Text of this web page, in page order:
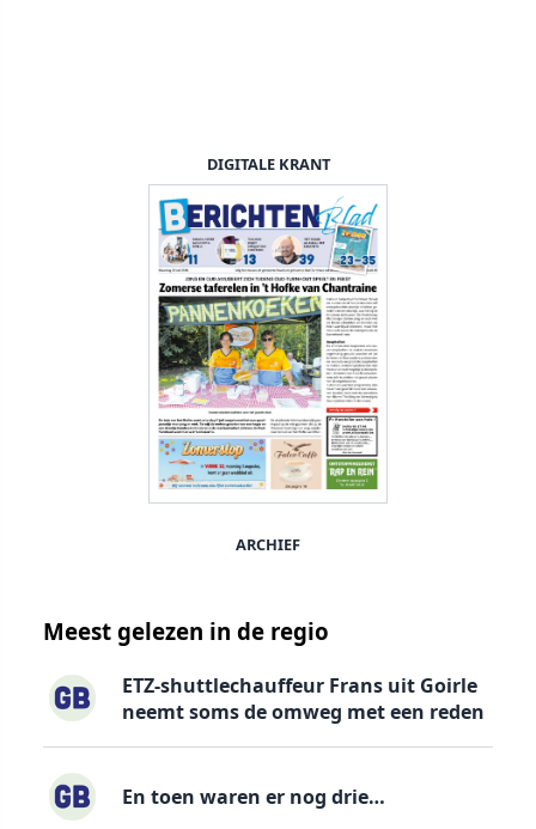
DIGITALE KRANT
ARCHIEF
Meest gelezen in de regio
ETZ-shuttlechauffeur Frans uit Goirle
neemt soms de omweg met een reden
En toen waren er nog drie…